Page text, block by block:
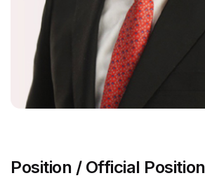
Position / Official Position